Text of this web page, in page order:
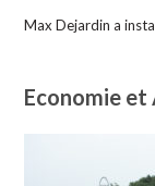
Max Dejardin a
Economie